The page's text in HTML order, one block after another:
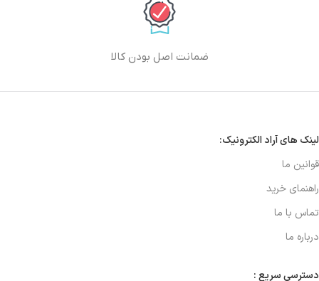
ضمانت اصل بودن کالا
لینک های آراد الکترونیک:
قوانین ما
راهنمای خرید
تماس با ما
درباره ما
دسترسی سریع :